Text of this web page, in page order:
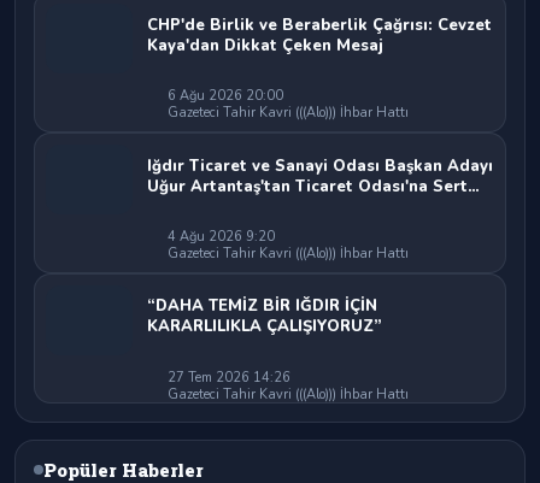
CHP'de Birlik ve Beraberlik Çağrısı: Cevzet
Kaya'dan Dikkat Çeken Mesaj
6 Ağu 2026 20:00
Gazeteci Tahir Kavri (((Alo))) İhbar Hattı
Iğdır Ticaret ve Sanayi Odası Başkan Adayı
Uğur Artantaş'tan Ticaret Odası'na Sert
4 Ağu 2026 9:20
Gazeteci Tahir Kavri (((Alo))) İhbar Hattı
“DAHA TEMİZ BİR IĞDIR İÇİN
KARARLILIKLA ÇALIŞIYORUZ”
27 Tem 2026 14:26
Gazeteci Tahir Kavri (((Alo))) İhbar Hattı
Popüler Haberler